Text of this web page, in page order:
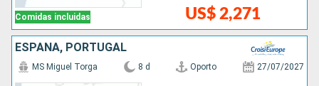
Comidas incluidas US$ 2,271
ESPAÑA, PORTUGAL
MS Miguel Torga 8 d Oporto 27/07/2027